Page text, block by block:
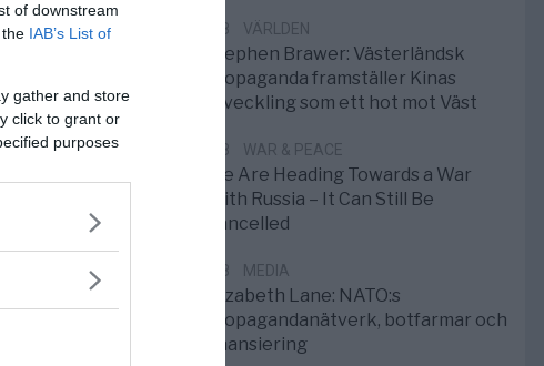
of downstream
IAB’s List of
gather and store
click to grant or
purposes
1/8 VÄRLDEN
Stephen Brawer: Västerländsk
propaganda framställer Kinas
utveckling som ett hot mot Väst
1/8 WAR & PEACE
We Are Heading Towards a War
With Russia – It Can Still Be
Cancelled
1/8 MEDIA
Elizabeth Lane: NATO:s
propagandanätverk, botfarmar och
finansiering